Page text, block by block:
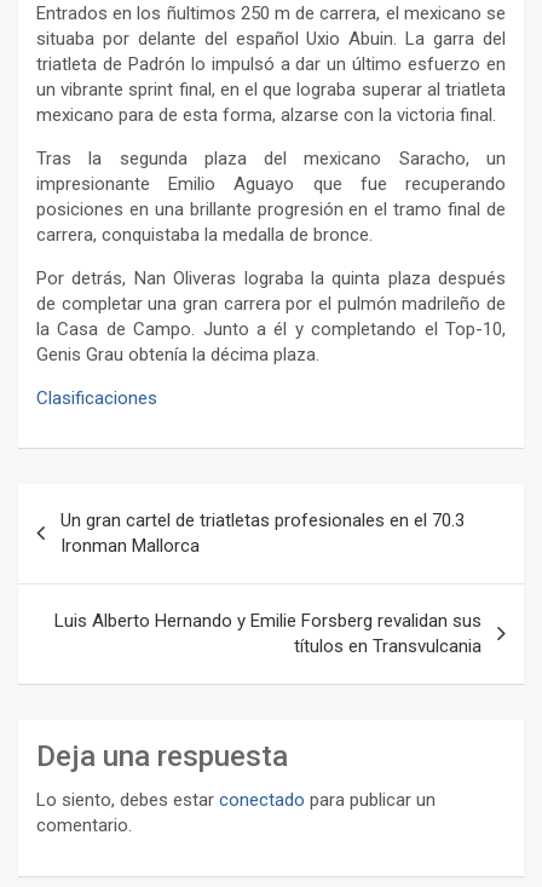
Entrados en los ñultimos 250 m de carrera, el mexicano se
situaba por delante del español Uxio Abuin. La garra del
triatleta de Padrón lo impulsó a dar un último esfuerzo en
un vibrante sprint final, en el que lograba superar al triatleta
mexicano para de esta forma, alzarse con la victoria final.
Tras la segunda plaza del mexicano Saracho, un
impresionante Emilio Aguayo que fue recuperando
posiciones en una brillante progresión en el tramo final de
carrera, conquistaba la medalla de bronce.
Por detrás, Nan Oliveras lograba la quinta plaza después
de completar una gran carrera por el pulmón madrileño de
la Casa de Campo. Junto a él y completando el Top-10,
Genis Grau obtenía la décima plaza.
Clasificaciones
de
entradas
Un gran cartel de triatletas profesionales en el 70.3
Ironman Mallorca
Luis Alberto Hernando y Emilie Forsberg revalidan sus
títulos en Transvulcania
Deja una respuesta
Lo siento, debes estar conectado para publicar un
comentario.